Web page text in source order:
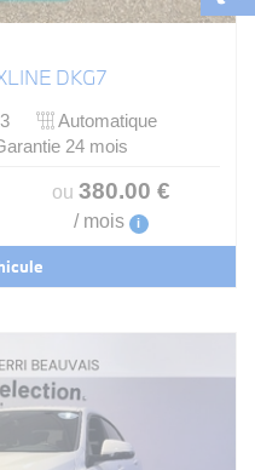
DKG7
Automatique
24 mois
ou 380.00 €
/ mois i